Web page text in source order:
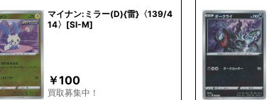
マイナン:ミラー(D){雷}〈139/4
14〉[SI-M]
￥100
買取募集中！